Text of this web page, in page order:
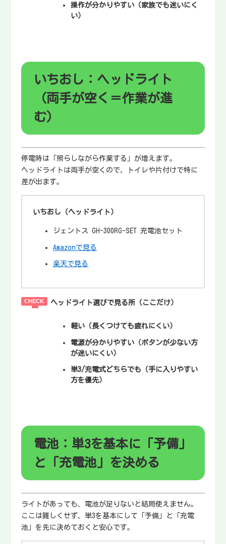
操作が分かりやすい （家族でも迷いにく
い）
いちおし：ヘッドライト
（両手が空く＝作業が進
む）
停電時は「照らしながら作業する」が増えます。
ヘッドライトは両手が空くので、トイレや片付けで特に
差が出ます。
いちおし（ヘッドライト）
ジェントス GH-300RG-SET 充電池セット
Amazonで見る
楽天で見る
ヘッドライト選びで見る所（ここだけ）
軽い （長くつけても疲れにくい）
電源が分かりやすい （ボタンが少ない方
が迷いにくい）
単3/充電式どちらでも （手に入りやすい
方を優先）
電池：単3を基本に「予備」
と「充電池」を決める
ライトがあっても、電池が足りないと結局使えません。
ここは難しくせず、単3を基本にして「予備」と「充電
池」を先に決めておくと安心です。